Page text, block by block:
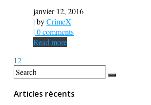
janvier 12, 2016
| byCrimeX
|0 comments
Read more
12
Articles récents